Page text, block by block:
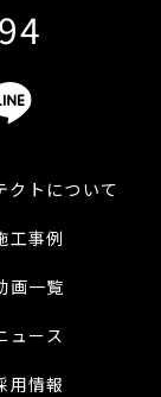
クトについて
工事例
画一覧
ュース
用情報